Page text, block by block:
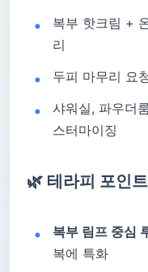
복부 핫크림 +
리
두피 마무리 요
샤워실, 파우더
스터마이징
🌿 테라피 포인트
복부 림프 중심
복에 특화